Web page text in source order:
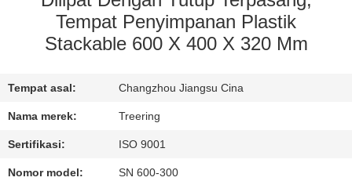
KONTROL
HUBUNGI
KAMI
Tempat Penyimpanan Plastik
Stackable 600 X 400 X 320 Mm
Tempat asal: Changzhou Jiangsu Cina
Nama merek: Treering
Sertifikasi: ISO 9001
Nomor model: SN 600-300